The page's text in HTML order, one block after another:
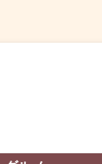
コ